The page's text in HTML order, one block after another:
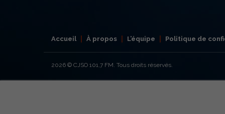
Accueil À propos L’équipe Politique de
2026 © CJSO 101,7 FM. Tous droits réservés.